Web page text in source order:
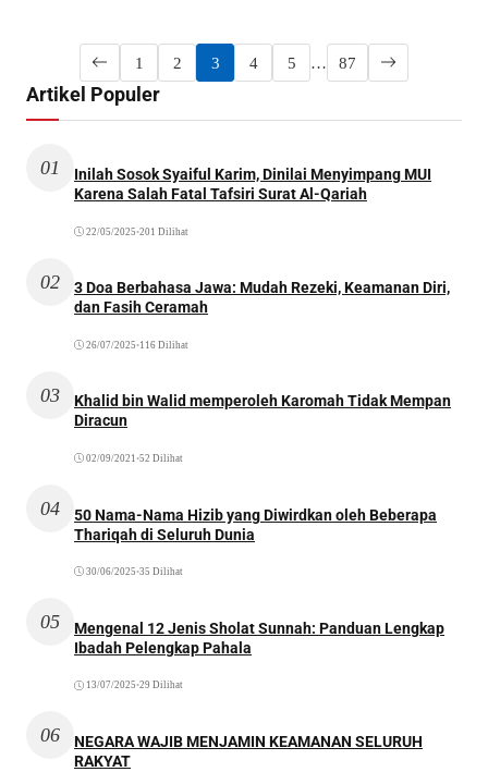
1 2 3 4 5 … 87
Artikel Populer
01
Inilah Sosok Syaiful Karim, Dinilai Menyimpang MUI
Karena Salah Fatal Tafsiri Surat Al-Qariah
22/05/2025 •201 Dilihat
02
3 Doa Berbahasa Jawa: Mudah Rezeki, Keamanan Diri,
dan Fasih Ceramah
26/07/2025 •116 Dilihat
03
Khalid bin Walid memperoleh Karomah Tidak Mempan
Diracun
02/09/2021 •52 Dilihat
04
50 Nama-Nama Hizib yang Diwirdkan oleh Beberapa
Thariqah di Seluruh Dunia
30/06/2025 •35 Dilihat
05
Mengenal 12 Jenis Sholat Sunnah: Panduan Lengkap
Ibadah Pelengkap Pahala
13/07/2025 •29 Dilihat
06
NEGARA WAJIB MENJAMIN KEAMANAN SELURUH
RAKYAT